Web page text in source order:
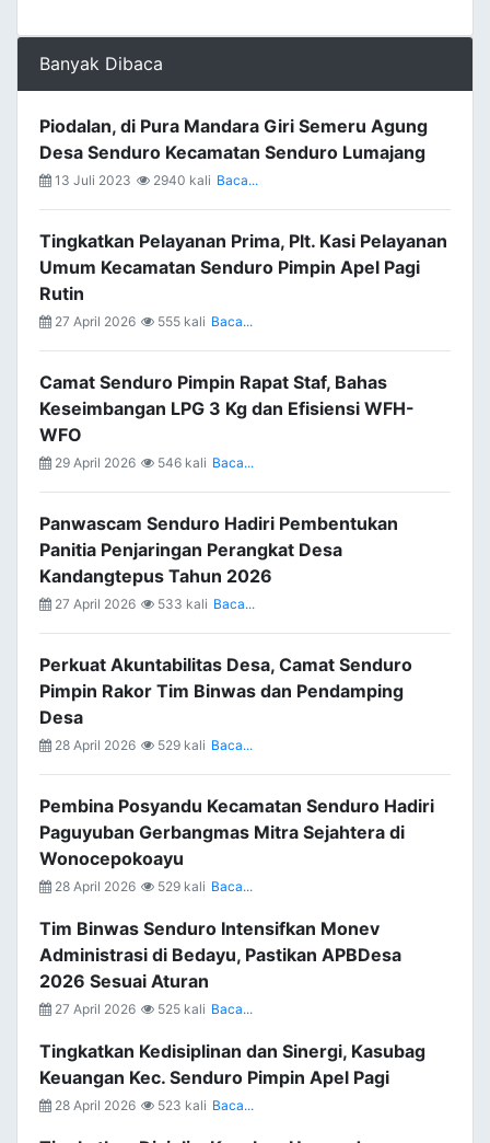
Banyak Dibaca
Piodalan, di Pura Mandara Giri Semeru Agung
Desa Senduro Kecamatan Senduro Lumajang
13 Juli 2023 2940 kali Baca...
Tingkatkan Pelayanan Prima, Plt. Kasi Pelayanan
Umum Kecamatan Senduro Pimpin Apel Pagi
Rutin
27 April 2026 555 kali Baca...
Camat Senduro Pimpin Rapat Staf, Bahas
Keseimbangan LPG 3 Kg dan Efisiensi WFH-
WFO
29 April 2026 546 kali Baca...
Panwascam Senduro Hadiri Pembentukan
Panitia Penjaringan Perangkat Desa
Kandangtepus Tahun 2026
27 April 2026 533 kali Baca...
Perkuat Akuntabilitas Desa, Camat Senduro
Pimpin Rakor Tim Binwas dan Pendamping
Desa
28 April 2026 529 kali Baca...
Pembina Posyandu Kecamatan Senduro Hadiri
Paguyuban Gerbangmas Mitra Sejahtera di
Wonocepokoayu
28 April 2026 529 kali Baca...
Tim Binwas Senduro Intensifkan Monev
Administrasi di Bedayu, Pastikan APBDesa
2026 Sesuai Aturan
27 April 2026 525 kali Baca...
Tingkatkan Kedisiplinan dan Sinergi, Kasubag
Keuangan Kec. Senduro Pimpin Apel Pagi
28 April 2026 523 kali Baca...